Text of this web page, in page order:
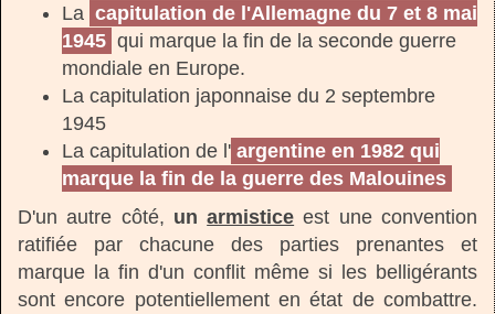
La capitulation de l'Allemagne du 7 et 8 mai
1945 qui marque la fin de la seconde guerre
mondiale en Europe.
La capitulation japonnaise du 2 septembre
1945
La capitulation de l' argentine en 1982 qui
marque la fin de la guerre des Malouines
D'un autre côté, unarmistice est une convention
ratifiée par chacune des parties prenantes et
marque la fin d'un conflit même si les belligérants
sont encore potentiellement en état de combattre.